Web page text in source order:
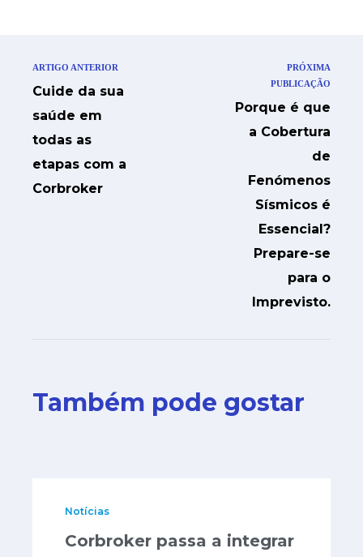
ARTIGO ANTERIOR
Cuide da sua
saúde em
todas as
etapas com a
Corbroker
PRÓXIMA
PUBLICAÇÃO
Porque é que
a Cobertura
de
Fenómenos
Sísmicos é
Essencial?
Prepare-se
para o
Imprevisto.
Também pode gostar
Notícias
Corbroker passa a integrar